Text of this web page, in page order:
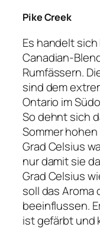
Pike Creek
Es handelt
Canadian-
Rumfässern.
sind dem
Ontario im
So dehnt sich
Sommer
Grad Celsius
nur damit sie
Grad Celsius
soll das Aroma
beeinflussen.
ist gefärbt und